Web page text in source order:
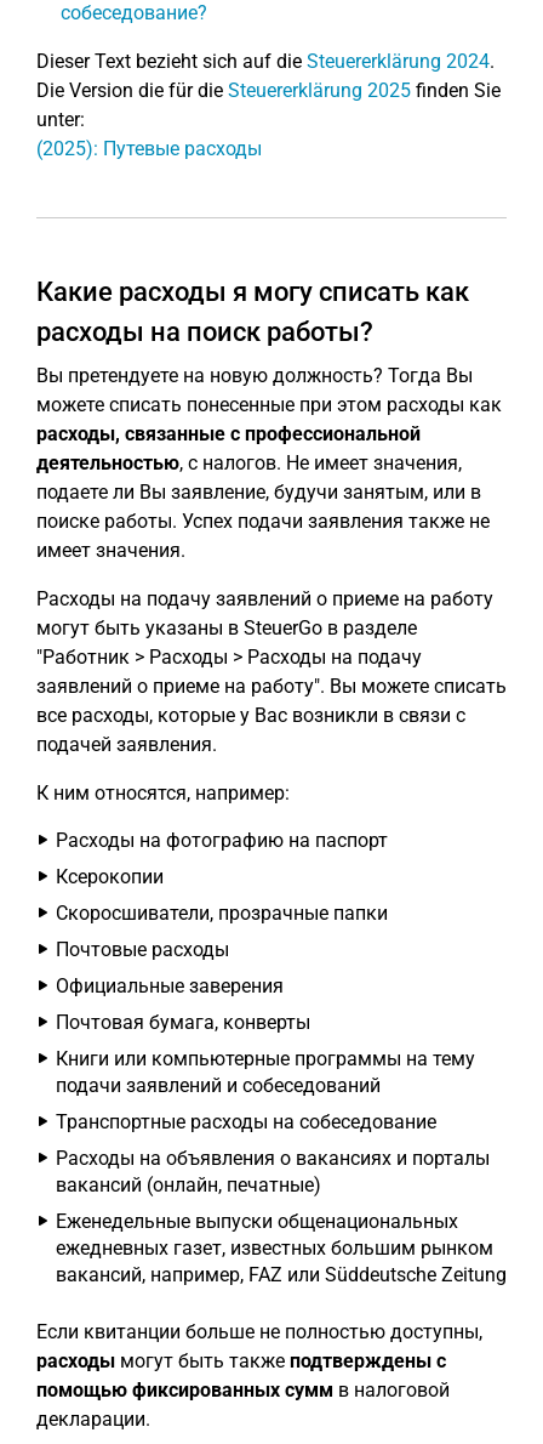
собеседование?
Dieser Text bezieht sich auf die Steuererklärung 2024.
Die Version die für die Steuererklärung 2025 finden Sie
unter:
(2025): Путевые расходы
Какие расходы я могу списать как
расходы на поиск работы?
Вы претендуете на новую должность? Тогда Вы
можете списать понесенные при этом расходы как
расходы, связанные с профессиональной
деятельностью, с налогов. Не имеет значения,
подаете ли Вы заявление, будучи занятым, или в
поиске работы. Успех подачи заявления также не
имеет значения.
Расходы на подачу заявлений о приеме на работу
могут быть указаны в SteuerGo в разделе
"Работник > Расходы > Расходы на подачу
заявлений о приеме на работу". Вы можете списать
все расходы, которые у Вас возникли в связи с
подачей заявления.
К ним относятся, например:
Расходы на фотографию на паспорт
Ксерокопии
Скоросшиватели, прозрачные папки
Почтовые расходы
Официальные заверения
Почтовая бумага, конверты
Книги или компьютерные программы на тему
подачи заявлений и собеседований
Транспортные расходы на собеседование
Расходы на объявления о вакансиях и порталы
вакансий (онлайн, печатные)
Еженедельные выпуски общенациональных
ежедневных газет, известных большим рынком
вакансий, например, FAZ или Süddeutsche Zeitung
Если квитанции больше не полностью доступны,
расходы могут быть также подтверждены с
помощью фиксированных сумм в налоговой
декларации.